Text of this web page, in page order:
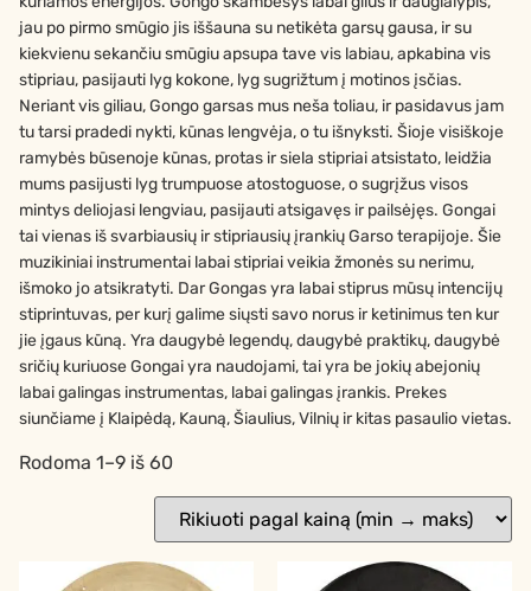
jau po pirmo smūgio jis iššauna su netikėta garsų gausa, ir su
kiekvienu sekančiu smūgiu apsupa tave vis labiau, apkabina vis
stipriau, pasijauti lyg kokone, lyg sugrižtum į motinos įsčias.
Neriant vis giliau, Gongo garsas mus neša toliau, ir pasidavus jam
tu tarsi pradedi nykti, kūnas lengvėja, o tu išnyksti. Šioje visiškoje
ramybės būsenoje kūnas, protas ir siela stipriai atsistato, leidžia
mums pasijusti lyg trumpuose atostoguose, o sugrįžus visos
mintys deliojasi lengviau, pasijauti atsigavęs ir pailsėjęs. Gongai
tai vienas iš svarbiausių ir stipriausių įrankių Garso terapijoje. Šie
muzikiniai instrumentai labai stipriai veikia žmonės su nerimu,
išmoko jo atsikratyti. Dar Gongas yra labai stiprus mūsų intencijų
stiprintuvas, per kurį galime siųsti savo norus ir ketinimus ten kur
jie įgaus kūną. Yra daugybė legendų, daugybė praktikų, daugybė
sričių kuriuose Gongai yra naudojami, tai yra be jokių abejonių
labai galingas instrumentas, labai galingas įrankis. Prekes
siunčiame į Klaipėdą, Kauną, Šiaulius, Vilnių ir kitas pasaulio vietas.
Rodoma 1–9 iš 60